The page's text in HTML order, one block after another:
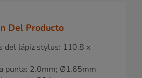
Del Producto
del lápiz stylus: 110.8 x
punta: 2.0mm; Ø1.65mm